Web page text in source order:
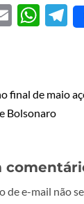
Email
final de maio
Bolsonaro
de e-mail não